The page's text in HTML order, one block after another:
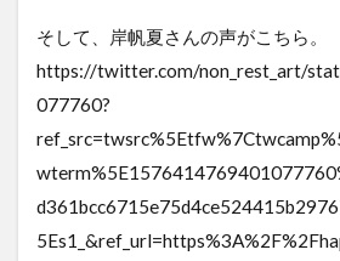
そして、岸帆夏さんの声がこちら。
https://twitter.com/non_rest_art/
077760?